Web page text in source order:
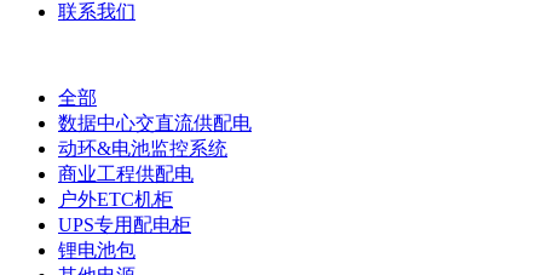
联系我们
全部
数据中心交直流供配电
动环&电池监控系统
商业工程供配电
户外ETC机柜
UPS专用配电柜
锂电池包